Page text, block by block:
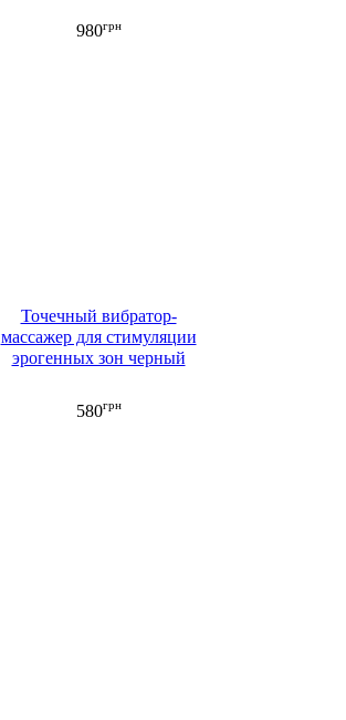
980грн
Точечный вибратор-
массажер для стимуляции
эрогенных зон черный
580грн